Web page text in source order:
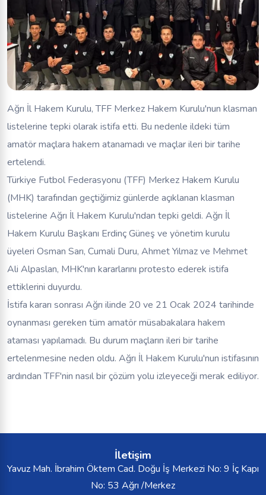
Ağrı İl Hakem Kurulu, TFF Merkez Hakem Kurulu'nun klasman
listelerine tepki olarak istifa etti. Bu nedenle ildeki tüm
amatör maçlara hakem atanamadı ve maçlar ileri bir tarihe
ertelendi.
Türkiye Futbol Federasyonu (TFF) Merkez Hakem Kurulu
(MHK) tarafından geçtiğimiz günlerde açıklanan klasman
listelerine Ağrı İl Hakem Kurulu'ndan tepki geldi. Ağrı İl
Hakem Kurulu Başkanı Erdinç Güneş ve yönetim kurulu
üyeleri Osman Sarı, Cumali Duru, Ahmet Yılmaz ve Mehmet
Ali Alpaslan, MHK'nın kararlarını protesto ederek istifa
ettiklerini duyurdu.
İstifa kararı sonrası Ağrı ilinde 20 ve 21 Ocak 2024 tarihinde
oynanması gereken tüm amatör müsabakalara hakem
ataması yapılamadı. Bu durum maçların ileri bir tarihe
ertelenmesine neden oldu. Ağrı İl Hakem Kurulu'nun istifasının
ardından TFF'nin nasıl bir çözüm yolu izleyeceği merak ediliyor.
İletişim
Yavuz Mah. İbrahim Öktem Cad. Doğu İş Merkezi No: 9 İç Kapı
No: 53 Ağrı /Merkez